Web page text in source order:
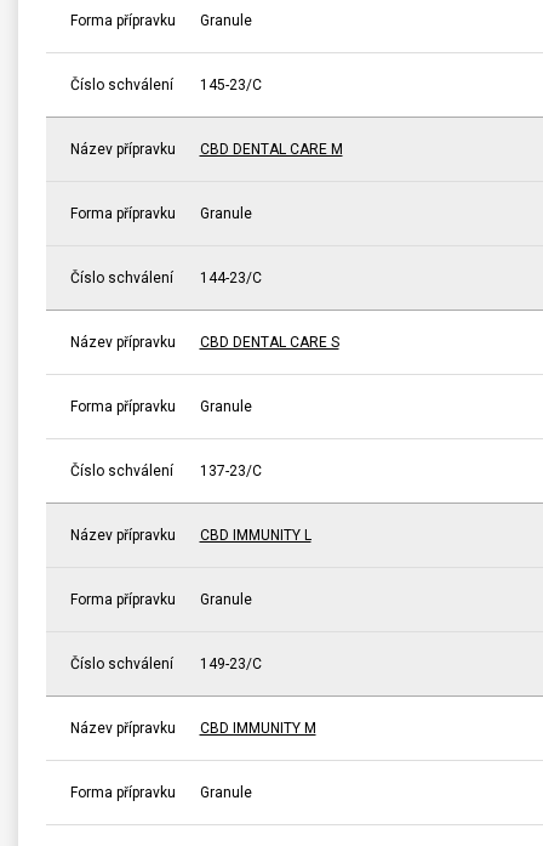
Forma přípravku Granule
Číslo schválení 145-23/C
Název přípravku CBD DENTAL CARE M
Forma přípravku Granule
Číslo schválení 144-23/C
Název přípravku CBD DENTAL CARE S
Forma přípravku Granule
Číslo schválení 137-23/C
Název přípravku CBD IMMUNITY L
Forma přípravku Granule
Číslo schválení 149-23/C
Název přípravku CBD IMMUNITY M
Forma přípravku Granule